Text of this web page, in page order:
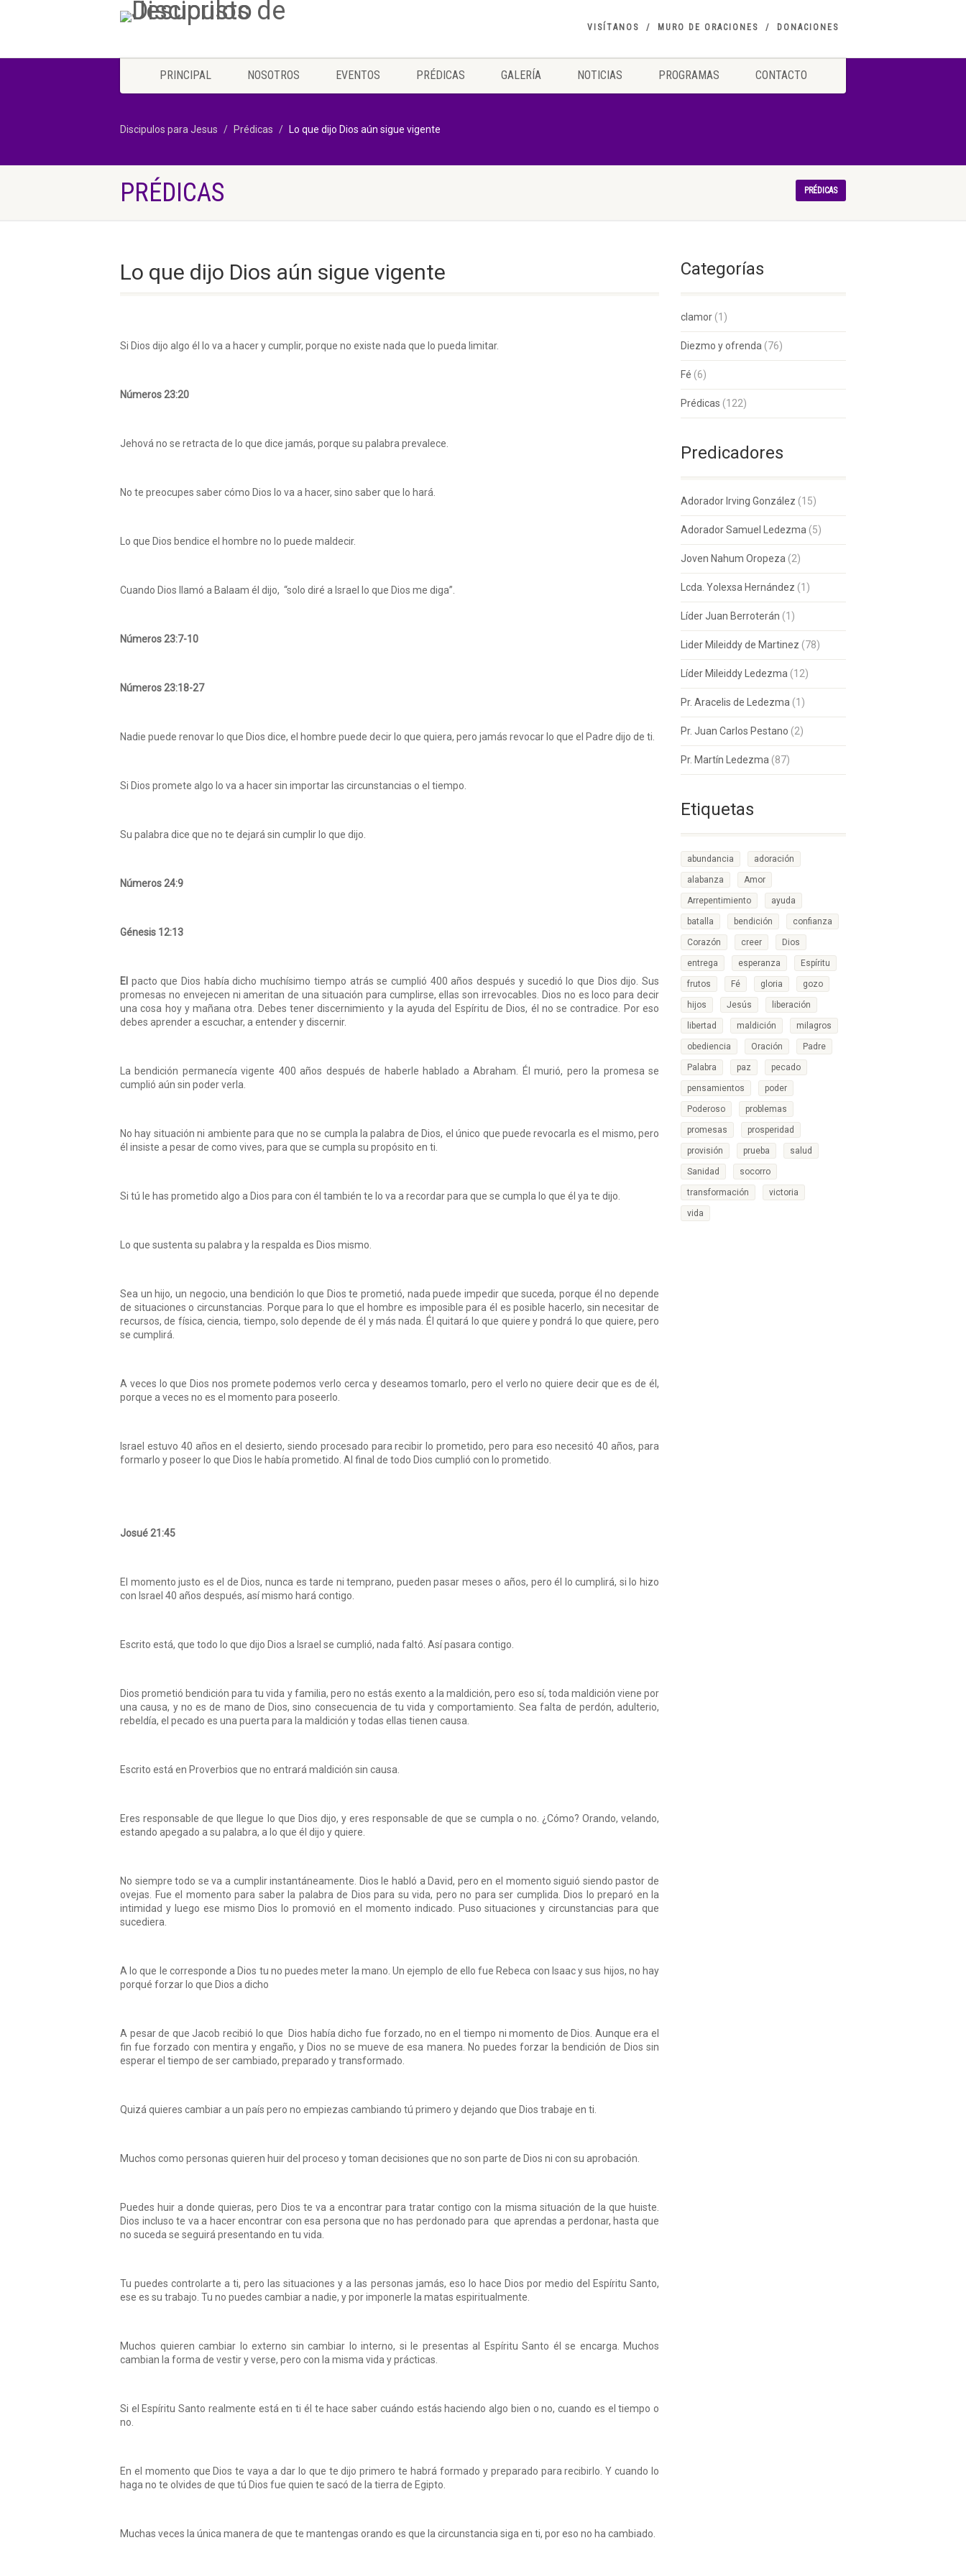
VISÍTANOS MURO DE ORACIONES DONACIONES
PRINCIPAL NOSOTROS EVENTOS PRÉDICAS GALERÍA NOTICIAS PROGRAMAS CONTACTO
Discipulos para Jesus Prédicas Lo que dijo Dios aún sigue vigente
PRÉDICAS PRÉDICAS
Lo que dijo Dios aún sigue vigente
Si Dios dijo algo él lo va a hacer y cumplir, porque no existe nada que lo pueda limitar.
Números 23:20
Jehová no se retracta de lo que dice jamás, porque su palabra prevalece.
No te preocupes saber cómo Dios lo va a hacer, sino saber que lo hará.
Lo que Dios bendice el hombre no lo puede maldecir.
Cuando Dios llamó a Balaam él dijo, “solo diré a Israel lo que Dios me diga”.
Números 23:7-10
Números 23:18-27
Nadie puede renovar lo que Dios dice, el hombre puede decir lo que quiera, pero jamás revocar lo que el Padre dijo de ti.
Si Dios promete algo lo va a hacer sin importar las circunstancias o el tiempo.
Su palabra dice que no te dejará sin cumplir lo que dijo.
Números 24:9
Génesis 12:13
El pacto que Dios había dicho muchísimo tiempo atrás se cumplió 400 años después y sucedió lo que Dios dijo. Sus
promesas no envejecen ni ameritan de una situación para cumplirse, ellas son irrevocables. Dios no es loco para decir
una cosa hoy y mañana otra. Debes tener discernimiento y la ayuda del Espíritu de Dios, él no se contradice. Por eso
debes aprender a escuchar, a entender y discernir.
La bendición permanecía vigente 400 años después de haberle hablado a Abraham. Él murió, pero la promesa se
cumplió aún sin poder verla.
No hay situación ni ambiente para que no se cumpla la palabra de Dios, el único que puede revocarla es el mismo, pero
él insiste a pesar de como vives, para que se cumpla su propósito en ti.
Si tú le has prometido algo a Dios para con él también te lo va a recordar para que se cumpla lo que él ya te dijo.
Lo que sustenta su palabra y la respalda es Dios mismo.
Sea un hijo, un negocio, una bendición lo que Dios te prometió, nada puede impedir que suceda, porque él no depende
de situaciones o circunstancias. Porque para lo que el hombre es imposible para él es posible hacerlo, sin necesitar de
recursos, de física, ciencia, tiempo, solo depende de él y más nada. Él quitará lo que quiere y pondrá lo que quiere, pero
se cumplirá.
A veces lo que Dios nos promete podemos verlo cerca y deseamos tomarlo, pero el verlo no quiere decir que es de él,
porque a veces no es el momento para poseerlo.
Israel estuvo 40 años en el desierto, siendo procesado para recibir lo prometido, pero para eso necesitó 40 años, para
formarlo y poseer lo que Dios le había prometido. Al final de todo Dios cumplió con lo prometido.
Josué 21:45
El momento justo es el de Dios, nunca es tarde ni temprano, pueden pasar meses o años, pero él lo cumplirá, si lo hizo
con Israel 40 años después, así mismo hará contigo.
Escrito está, que todo lo que dijo Dios a Israel se cumplió, nada faltó. Así pasara contigo.
Dios prometió bendición para tu vida y familia, pero no estás exento a la maldición, pero eso sí, toda maldición viene por
una causa, y no es de mano de Dios, sino consecuencia de tu vida y comportamiento. Sea falta de perdón, adulterio,
rebeldía, el pecado es una puerta para la maldición y todas ellas tienen causa.
Escrito está en Proverbios que no entrará maldición sin causa.
Eres responsable de que llegue lo que Dios dijo, y eres responsable de que se cumpla o no. ¿Cómo? Orando, velando,
estando apegado a su palabra, a lo que él dijo y quiere.
No siempre todo se va a cumplir instantáneamente. Dios le habló a David, pero en el momento siguió siendo pastor de
ovejas. Fue el momento para saber la palabra de Dios para su vida, pero no para ser cumplida. Dios lo preparó en la
intimidad y luego ese mismo Dios lo promovió en el momento indicado. Puso situaciones y circunstancias para que
sucediera.
A lo que le corresponde a Dios tu no puedes meter la mano. Un ejemplo de ello fue Rebeca con Isaac y sus hijos, no hay
porqué forzar lo que Dios a dicho
A pesar de que Jacob recibió lo que Dios había dicho fue forzado, no en el tiempo ni momento de Dios. Aunque era el
fin fue forzado con mentira y engaño, y Dios no se mueve de esa manera. No puedes forzar la bendición de Dios sin
esperar el tiempo de ser cambiado, preparado y transformado.
Quizá quieres cambiar a un país pero no empiezas cambiando tú primero y dejando que Dios trabaje en ti.
Muchos como personas quieren huir del proceso y toman decisiones que no son parte de Dios ni con su aprobación.
Puedes huir a donde quieras, pero Dios te va a encontrar para tratar contigo con la misma situación de la que huiste.
Dios incluso te va a hacer encontrar con esa persona que no has perdonado para que aprendas a perdonar, hasta que
no suceda se seguirá presentando en tu vida.
Tu puedes controlarte a ti, pero las situaciones y a las personas jamás, eso lo hace Dios por medio del Espíritu Santo,
ese es su trabajo. Tu no puedes cambiar a nadie, y por imponerle la matas espiritualmente.
Muchos quieren cambiar lo externo sin cambiar lo interno, si le presentas al Espíritu Santo él se encarga. Muchos
cambian la forma de vestir y verse, pero con la misma vida y prácticas.
Si el Espíritu Santo realmente está en ti él te hace saber cuándo estás haciendo algo bien o no, cuando es el tiempo o
no.
En el momento que Dios te vaya a dar lo que te dijo primero te habrá formado y preparado para recibirlo. Y cuando lo
haga no te olvides de que tú Dios fue quien te sacó de la tierra de Egipto.
Muchas veces la única manera de que te mantengas orando es que la circunstancia siga en ti, por eso no ha cambiado.
Categorías
clamor (1)
Diezmo y ofrenda (76)
Fé (6)
Prédicas (122)
Predicadores
Adorador Irving González (15)
Adorador Samuel Ledezma (5)
Joven Nahum Oropeza (2)
Lcda. Yolexsa Hernández (1)
Líder Juan Berroterán (1)
Lider Mileiddy de Martinez (78)
Líder Mileiddy Ledezma (12)
Pr. Aracelis de Ledezma (1)
Pr. Juan Carlos Pestano (2)
Pr. Martín Ledezma (87)
Etiquetas
abundancia adoración
alabanza Amor
Arrepentimiento ayuda
batalla bendición confianza
Corazón creer Dios
entrega esperanza Espíritu
frutos Fé gloria gozo
hijos Jesús liberación
libertad maldición milagros
obediencia Oración Padre
Palabra paz pecado
pensamientos poder
Poderoso problemas
promesas prosperidad
provisión prueba salud
Sanidad socorro
transformación victoria
vida